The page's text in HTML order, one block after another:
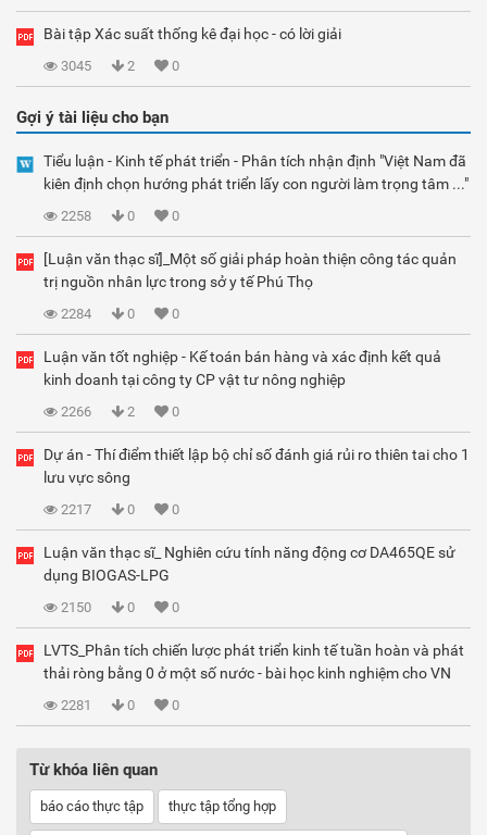
Bài tập Xác suất thống kê đại học - có lời giải
3045 2 0
Gợi ý tài liệu cho bạn
Tiểu luận - Kinh tế phát triển - Phân tích nhận định "Việt Nam đã
kiên định chọn hướng phát triển lấy con người làm trọng tâm ..."
2258 0 0
[Luận văn thạc sĩ]_Một số giải pháp hoàn thiện công tác quản
trị nguồn nhân lực trong sở y tế Phú Thọ
2284 0 0
Luận văn tốt nghiệp - Kế toán bán hàng và xác định kết quả
kinh doanh tại công ty CP vật tư nông nghiệp
2266 2 0
Dự án - Thí điểm thiết lập bộ chỉ số đánh giá rủi ro thiên tai cho 1
lưu vực sông
2217 0 0
Luận văn thạc sĩ_ Nghiên cứu tính năng động cơ DA465QE sử
dụng BIOGAS-LPG
2150 0 0
LVTS_Phân tích chiến lược phát triển kinh tế tuần hoàn và phát
thải ròng bằng 0 ở một số nước - bài học kinh nghiệm cho VN
2281 0 0
Từ khóa liên quan
báo cáo thực tập thực tập tổng hợp